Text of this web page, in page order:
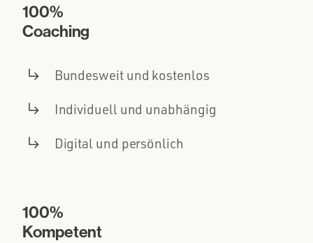
100%
Coaching
Bundesweit und kostenlos
Individuell und unabhängig
Digital und persönlich
100%
Kompetent